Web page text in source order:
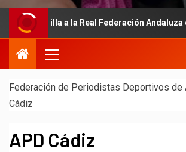
Real Federación Andaluza de Fútbol
Federación de Periodistas Deportivos de
Cádiz
APD Cádiz